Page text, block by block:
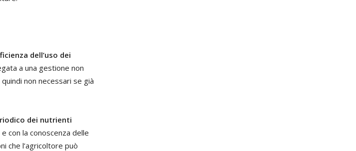
dell’uso dei
a una gestione non
non necessari se già
dei nutrienti
con la conoscenza delle
che l’agricoltore può